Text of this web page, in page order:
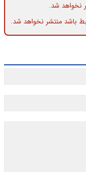
نخواهد شد.
باشد منتشر نخواهد شد.